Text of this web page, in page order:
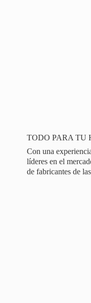
TODO PARA TU
Con una
líderes en el
de fabricantes de las